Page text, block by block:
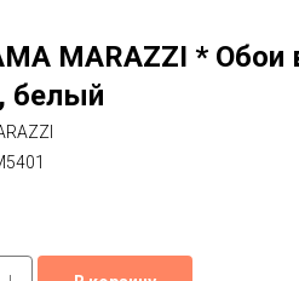
MARAZZI *
белый